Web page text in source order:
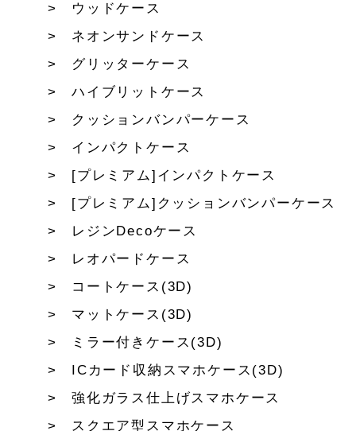
ウッドケース
ネオンサンドケース
グリッターケース
ハイブリットケース
クッションバンパーケース
インパクトケース
[プレミアム]インパクトケース
[プレミアム]クッションバンパーケース
レジンDecoケース
レオパードケース
コートケース(3D)
マットケース(3D)
ミラー付きケース(3D)
ICカード収納スマホケース(3D)
強化ガラス仕上げスマホケース
スクエア型スマホケース